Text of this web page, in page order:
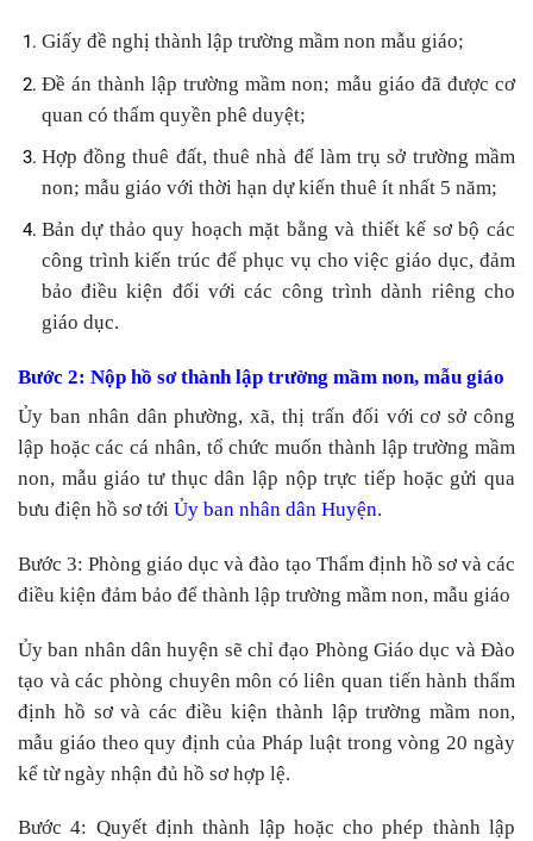
Giấy đề nghị thành lập trường mầm non mẫu giáo;
Đề án thành lập trường mầm non; mẫu giáo đã được cơ
quan có thẩm quyền phê duyệt;
Hợp đồng thuê đất, thuê nhà để làm trụ sở trường mầm
non; mẫu giáo với thời hạn dự kiến thuê ít nhất 5 năm;
Bản dự thảo quy hoạch mặt bằng và thiết kế sơ bộ các
công trình kiến trúc để phục vụ cho việc giáo dục, đảm
bảo điều kiện đối với các công trình dành riêng cho
giáo dục.
Bước 2: Nộp hồ sơthành lập trường mầm non, mẫu giáo
Ủy ban nhân dân phường, xã, thị trấn đối với cơ sở công
lập hoặc các cá nhân, tổ chức muốn thành lập trường mầm
non, mẫu giáo tư thục dân lập nộp trực tiếp hoặc gửi qua
bưu điện hồ sơ tới Ủy ban nhân dân Huyện.
Bước 3: Phòng giáo dục và đào tạo Thẩm định hồ sơ và các
điều kiện đảm bảo để thành lập trường mầm non, mẫu giáo
Ủy ban nhân dân huyện sẽ chỉ đạo Phòng Giáo dục và Đào
tạo và các phòng chuyên môn có liên quan tiến hành thẩm
định hồ sơ và các điều kiện thành lập trường mầm non,
mẫu giáo theo quy định của Pháp luật trong vòng 20 ngày
kể từ ngày nhận đủ hồ sơ hợp lệ.
Bước 4: Quyết định thành lập hoặc cho phép thành lập